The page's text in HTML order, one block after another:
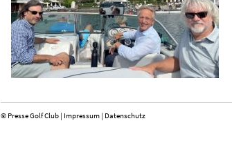
© Presse Golf Club | Impressum | Datenschutz